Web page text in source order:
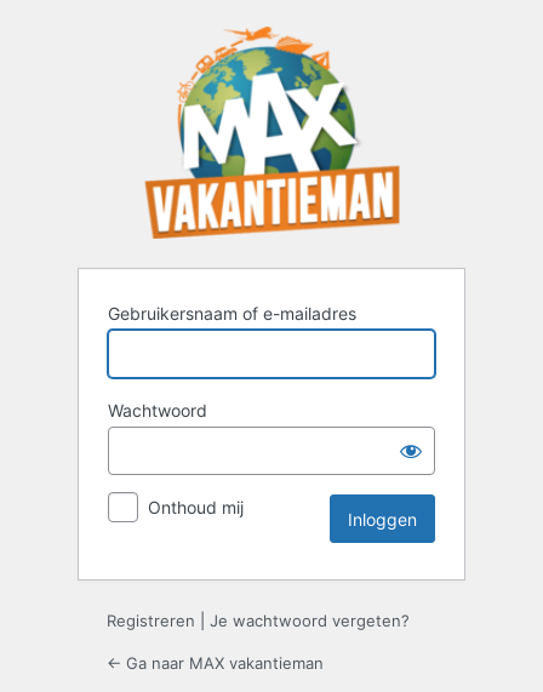
Gebruikersnaam of e-mailadres
Wachtwoord
Onthoud mij
Registreren Je wachtwoord vergeten?
← Ga naar MAX vakantieman